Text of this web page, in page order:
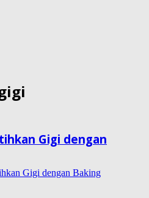
Gigi dengan